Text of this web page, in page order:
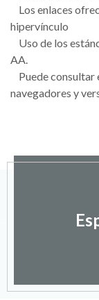
Los enlaces
hipervínculo
Uso de los
AA.
Puede consultar
navegadores y